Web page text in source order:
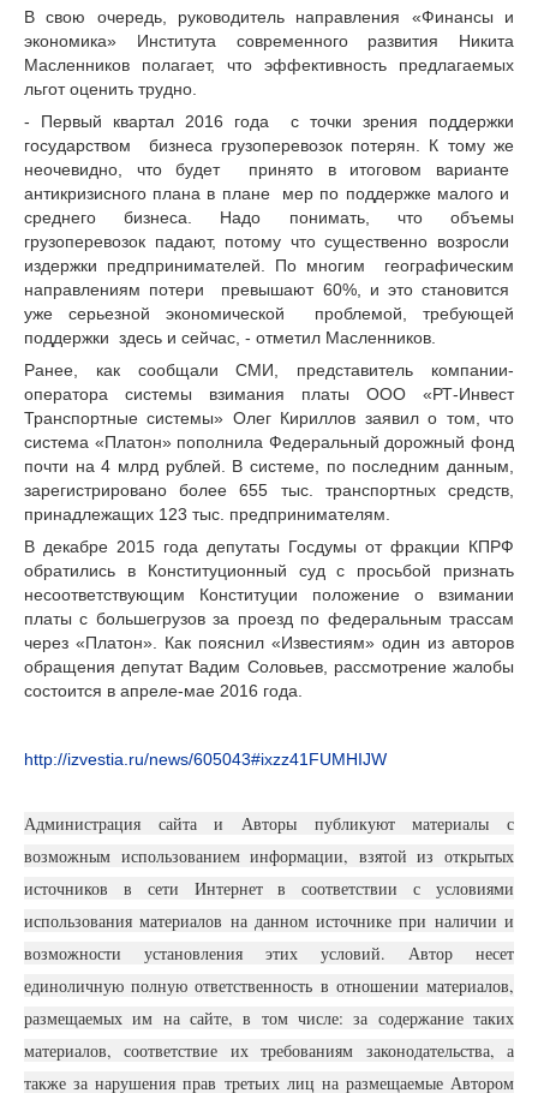
В свою очередь, руководитель направления «Финансы и
экономика» Института современного развития Никита
Масленников полагает, что эффективность предлагаемых
льгот оценить трудно.
- Первый квартал 2016 года с точки зрения поддержки
государством бизнеса грузоперевозок потерян. К тому же
неочевидно, что будет принято в итоговом варианте
антикризисного плана в плане мер по поддержке малого и
среднего бизнеса. Надо понимать, что объемы
грузоперевозок падают, потому что существенно возросли
издержки предпринимателей. По многим географическим
направлениям потери превышают 60%, и это становится
уже серьезной экономической проблемой, требующей
поддержки здесь и сейчас, - отметил Масленников.
Ранее, как сообщали СМИ, представитель компании-
оператора системы взимания платы ООО «РТ-Инвест
Транспортные системы» Олег Кириллов заявил о том, что
система «Платон» пополнила Федеральный дорожный фонд
почти на 4 млрд рублей. В системе, по последним данным,
зарегистрировано более 655 тыс. транспортных средств,
принадлежащих 123 тыс. предпринимателям.
В декабре 2015 года депутаты Госдумы от фракции КПРФ
обратились в Конституционный суд с просьбой признать
несоответствующим Конституции положение о взимании
платы с большегрузов за проезд по федеральным трассам
через «Платон». Как пояснил «Известиям» один из авторов
обращения депутат Вадим Соловьев, рассмотрение жалобы
состоится в апреле-мае 2016 года.
http://izvestia.ru/news/605043#ixzz41FUMHIJW
Администрация сайта и Авторы публикуют материалы с
возможным использованием информации, взятой из открытых
источников в сети Интернет в соответствии с условиями
использования материалов на данном источнике при наличии и
возможности установления этих условий. Автор несет
единоличную полную ответственность в отношении материалов,
размещаемых им на сайте, в том числе: за содержание таких
материалов, соответствие их требованиям законодательства, а
также за нарушения прав третьих лиц на размещаемые Автором